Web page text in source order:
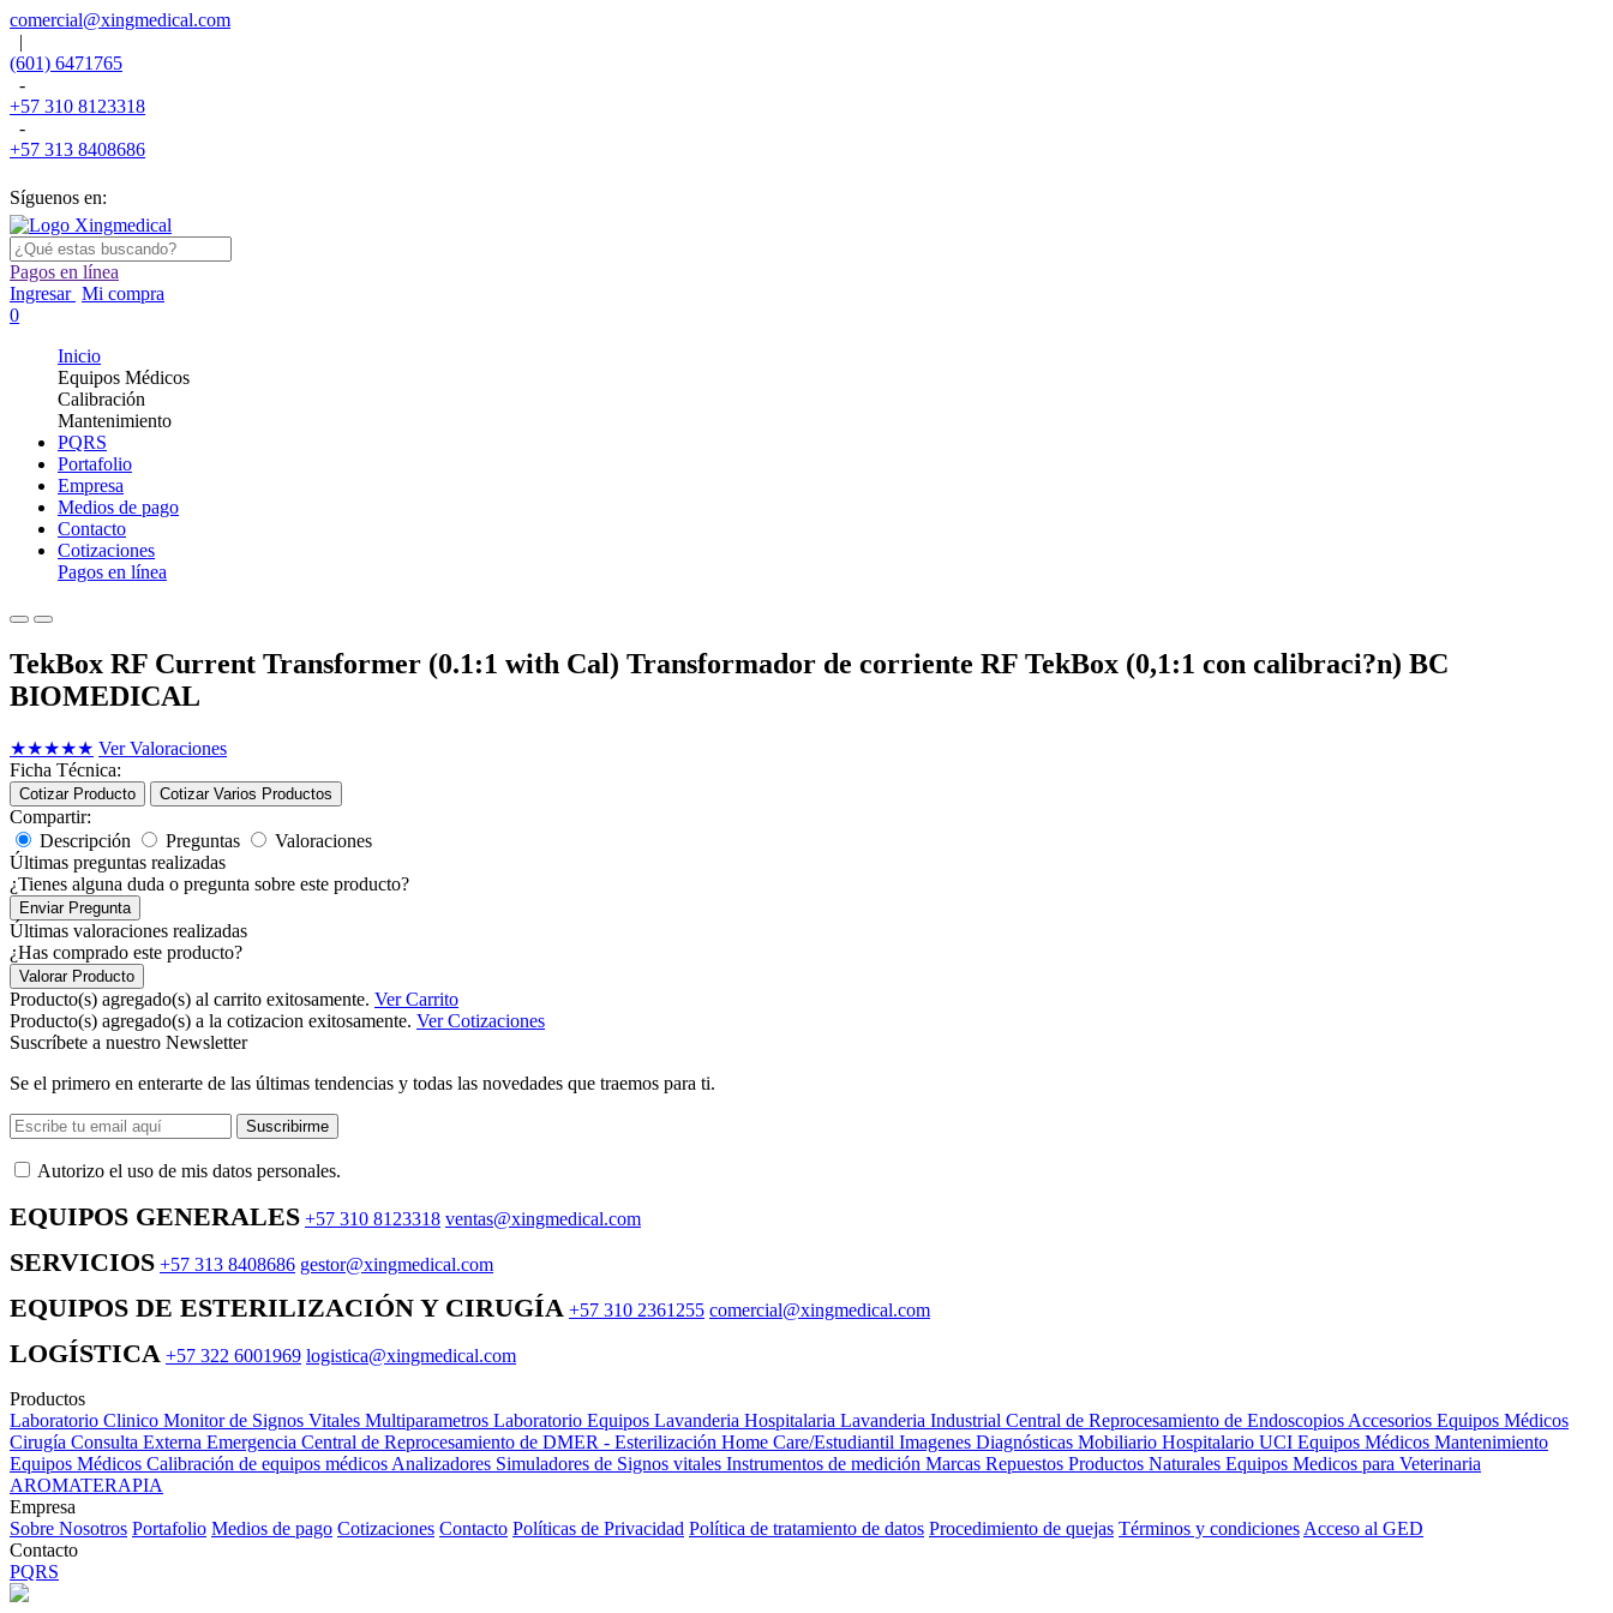
comercial@xingmedical.com
|
(601) 6471765
-
+57 310 8123318
-
+57 313 8408686
Síguenos en:
Pagos en línea
Ingresar Mi compra
0
Inicio
Equipos Médicos
Calibración
Mantenimiento
PQRS
Portafolio
Empresa
Medios de pago
Contacto
Cotizaciones
Pagos en línea
TekBox RF Current Transformer (0.1:1 with Cal) Transformador de corriente RF TekBox (0,1:1 con calibraci?n) BC
BIOMEDICAL
★★★★★ Ver Valoraciones
Ficha Técnica:
Cotizar Producto Cotizar Varios Productos
Compartir:
Descripción
Preguntas
Valoraciones
Últimas preguntas realizadas
¿Tienes alguna duda o pregunta sobre este producto?
Enviar Pregunta
Últimas valoraciones realizadas
¿Has comprado este producto?
Valorar Producto
Producto(s) agregado(s) al carrito exitosamente. Ver Carrito
Producto(s) agregado(s) a la cotizacion exitosamente. Ver Cotizaciones
Suscríbete a nuestro Newsletter
Se el primero en enterarte de las últimas tendencias y todas las novedades que traemos para ti.
Suscribirme
Autorizo ​​el uso de mis datos personales.
EQUIPOS GENERALES +57 310 8123318 ventas@xingmedical.com
SERVICIOS +57 313 8408686 gestor@xingmedical.com
EQUIPOS DE ESTERILIZACIÓN Y CIRUGÍA +57 310 2361255 comercial@xingmedical.com
LOGÍSTICA +57 322 6001969 logistica@xingmedical.com
Productos
Laboratorio Clinico Monitor de Signos Vitales Multiparametros Laboratorio Equipos Lavanderia Hospitalaria Lavanderia Industrial Central de Reprocesamiento de Endoscopios Accesorios Equipos Médicos
Cirugía Consulta Externa Emergencia Central de Reprocesamiento de DMER - Esterilización Home Care/Estudiantil Imagenes Diagnósticas Mobiliario Hospitalario UCI Equipos Médicos Mantenimiento
Equipos Médicos Calibración de equipos médicos Analizadores Simuladores de Signos vitales Instrumentos de medición Marcas Repuestos Productos Naturales Equipos Medicos para Veterinaria
AROMATERAPIA
Empresa
Sobre Nosotros Portafolio Medios de pago Cotizaciones Contacto Políticas de Privacidad Política de tratamiento de datos Procedimiento de quejas Términos y condiciones Acceso al GED
Contacto
PQRS